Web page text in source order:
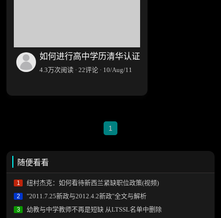
如何进行高中学历清华认证
4.3万次阅读 · 22评论 · 10/Aug/11
1
随便看看
1 纽村杰克：如何看待新西兰紧缺职位政策(视频)
2 "2011.7.25新政与2012.4.2新政"全文与解析
3 幼教与中学教师不再是短缺 从LTSSL名单中删除